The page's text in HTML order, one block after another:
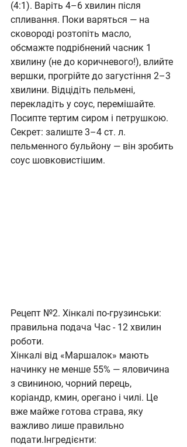
(4:1). Варіть 4–6 хвилин після
спливання. Поки варяться — на
сковороді розтопіть масло,
обсмажте подрібнений часник 1
хвилину (не до коричневого!), влийте
вершки, прогрійте до загустіння 2–3
хвилини. Відцідіть пельмені,
перекладіть у соус, перемішайте.
Посипте тертим сиром і петрушкою.
Секрет: залиште 3–4 ст. л.
пельменного бульйону — він зробить
соус шовковистішим.
Рецепт №2. Хінкалі по-грузинськи:
правильна подача Час - 12 хвилин
роботи.
Хінкалі від «Маршалок» мають
начинку не менше 55% — яловичина
з свининою, чорний перець,
коріандр, кмин, орегано і чилі. Це
вже майже готова страва, яку
важливо лише правильно
подати.Інгредієнти: